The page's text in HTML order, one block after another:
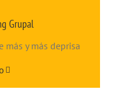
Grupal
más y más deprisa